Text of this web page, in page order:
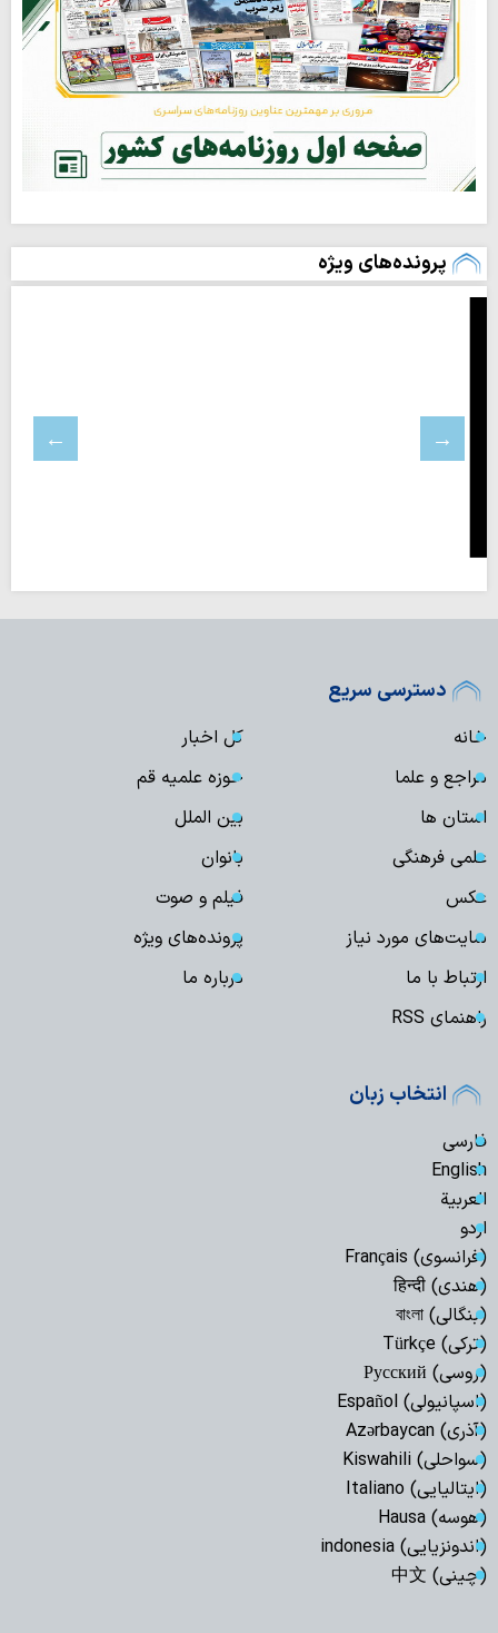
پرونده‌های ویژه
دسترسی سریع
خانه
کل اخبار
مراجع و علما
حوزه علمیه قم
استان ها
بین الملل
علمی فرهنگی
بانوان
عکس
فیلم و صوت
سایت‌های مورد نیاز
پرونده‌های ویژه
ارتباط با ما
درباره ما
راهنمای RSS
انتخاب زبان
فارسی
English
العربیة
اردو
(فرانسوی) Français
(هندی) हिन्दी
(بنگالی) বাংলা
(ترکی) Türkçe
(روسی) Русский
(اسپانیولی) Español
(آذری) Azərbaycan
(سواحلی) Kiswahili
(ایتالیایی) Italiano
(هوسه) Hausa
(اندونزیایی) indonesia
(چینی) 中文